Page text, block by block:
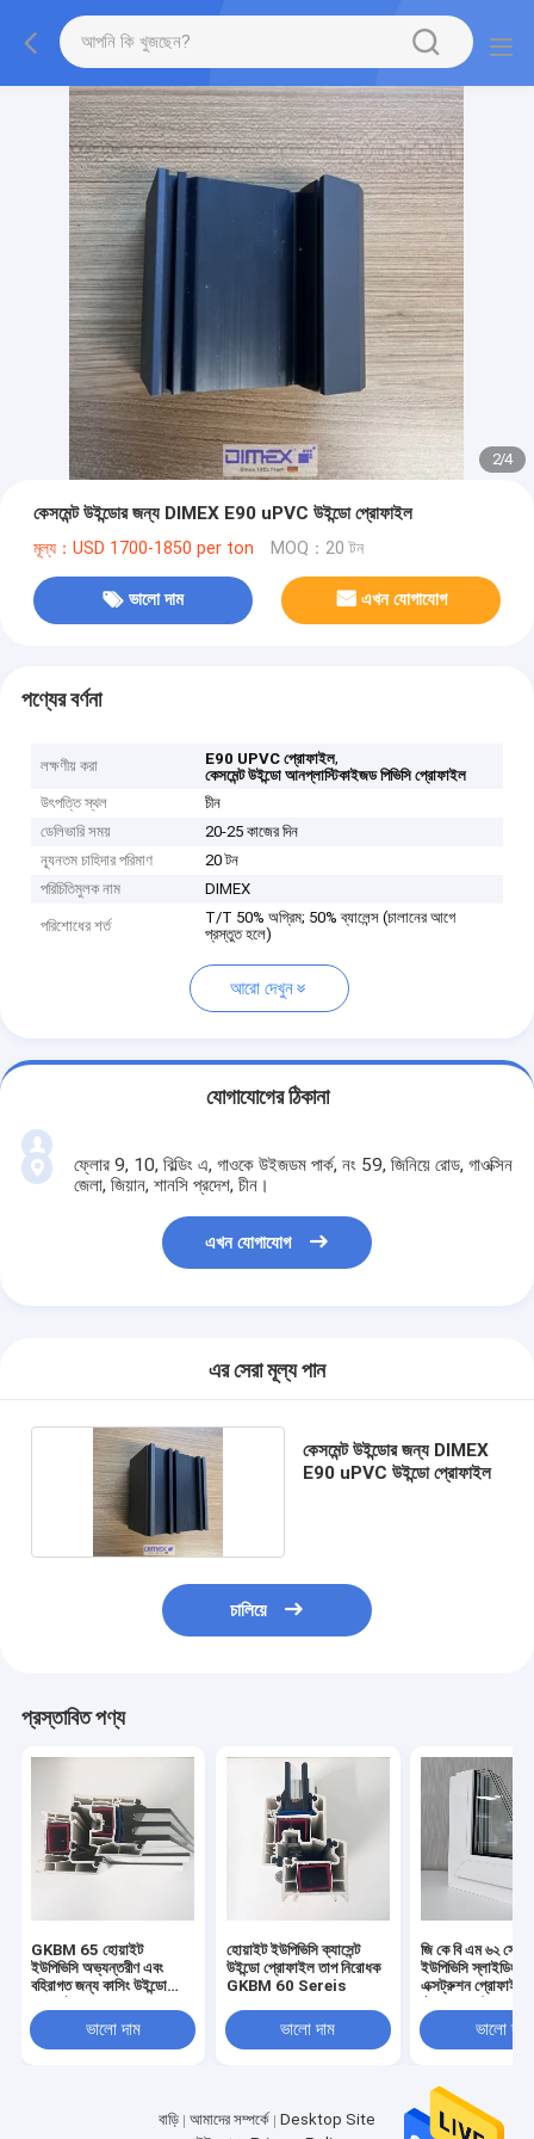
2/4
কেসমেন্ট উইন্ডোর জন্য DIMEX E90 uPVC উইন্ডো প্রোফাইল
মূল্য：USD 1700-1850 per ton MOQ：20 টন
ভালো দাম এখন যোগাযোগ
পণ্যের বর্ণনা
লক্ষণীয় করা E90 UPVC প্রোফাইল,
কেসমেন্ট উইন্ডো আনপ্লাস্টিকাইজড পিভিসি প্রোফাইল
উৎপত্তি স্থল
চীন
ডেলিভারি সময়
20-25 কাজের দিন
ন্যূনতম চাহিদার পরিমাণ
20 টন
পরিচিতিমুলক নাম
DIMEX
পরিশোধের শর্ত
T/T 50% অগ্রিম; 50% ব্যালেন্স (চালানের আগে
প্রস্তুত হলে)
আরো দেখুন
যোগাযোগের ঠিকানা
ফ্লোর 9, 10, বিল্ডিং এ, গাওকে উইজডম পার্ক, নং 59, জিনিয়ে রোড, গাওক্সিন
জেলা, জিয়ান, শানসি প্রদেশ, চীন।
এখন যোগাযোগ
এর সেরা মূল্য পান
কেসমেন্ট উইন্ডোর জন্য DIMEX
E90 uPVC উইন্ডো প্রোফাইল
চালিয়ে
প্রস্তাবিত পণ্য
GKBM 65 হোয়াইট
ইউপিভিসি অভ্যন্তরীণ এবং
বহিরাগত জন্য কাসিং উইন্ডো
ভালো দাম
হোয়াইট ইউপিভিসি ক্যাসেন্ট
উইন্ডো প্রোফাইল তাপ নিরোধক
GKBM 60 Sereis
ভালো দাম
জি কে বি এম ৬২
ইউপিভিসি স্লাইডিং
এক্সট্রুশন প্রোফাইল
ভালো দাম
বাড়ি আমাদের সম্পর্কে
Desktop Site